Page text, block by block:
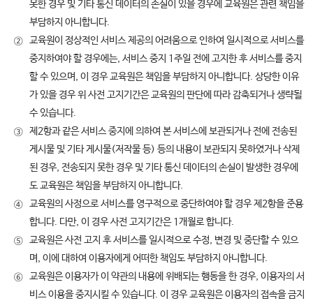
못한 경우 및 기타 통신 데이터의 손실이 있을 경우에 교육원은 관련 책임을
부담하지 아니합니다.
②
교육원이 정상적인 서비스 제공의 어려움으로 인하여 일시적으로 서비스를
중지하여야 할 경우에는, 서비스 중지 1주일 전에 고지한 후 서비스를 중지
할 수 있으며, 이 경우 교육원은 책임을 부담하지 아니합니다. 상당한 이유
가 있을 경우 위 사전 고지기간은 교육원의 판단에 따라 감축되거나 생략될
수 있습니다.
③
제2항과 같은 서비스 중지에 의하여 본 서비스에 보관되거나 전에 전송된
게시물 및 기타 게시물(저작물 등) 등의 내용이 보관되지 못하였거나 삭제
된 경우, 전송되지 못한 경우 및 기타 통신 데이터의 손실이 발생한 경우에
도 교육원은 책임을 부담하지 아니합니다.
④
교육원의 사정으로 서비스를 영구적으로 중단하여야 할 경우 제2항을 준용
합니다. 다만, 이 경우 사전 고지기간은 1개월로 합니다.
⑤
교육원은 사전 고지 후 서비스를 일시적으로 수정, 변경 및 중단할 수 있으
며, 이에 대하여 이용자에게 어떠한 책임도 부담하지 아니합니다.
⑥
교육원은 이용자가 이 약관의 내용에 위배되는 행동을 한 경우, 이용자의 서
비스 이용을 중지시킬 수 있습니다. 이 경우 교육원은 이용자의 접속을 금지